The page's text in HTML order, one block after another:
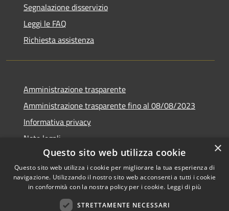
Segnalazione disservizio
Leggi le FAQ
Richiesta assistenza
Amministrazione trasparente
Amministrazione trasparente fino al 08/08/2023
Informativa privacy
Note legali
Dichiarazione di accessibilità
Copyright © 2026 • Comune di
×
Questo sito web utilizza cookie
Questo sito web utilizza i cookie per migliorare la tua esperienza di
navigazione. Utilizzando il nostro sito web acconsenti a tutti i cookie
in conformità con la nostra policy per i cookie. Leggi di più
STRETTAMENTE NECESSARI